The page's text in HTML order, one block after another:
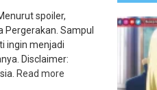
spoiler,
Pergerakan. Sampul
ingin menjadi
Disclaimer:
Read more